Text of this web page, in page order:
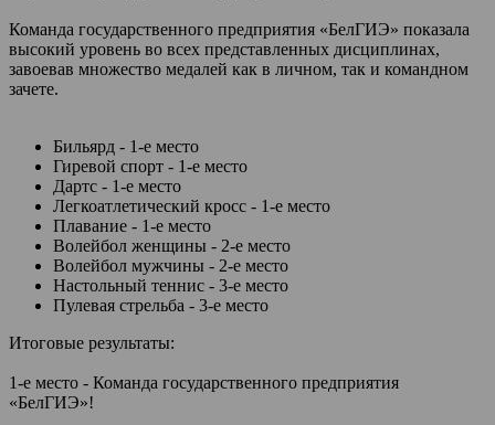
Команда государственного предприятия «БелГИЭ» показала
высокий уровень во всех представленных дисциплинах,
завоевав множество медалей как в личном, так и командном
зачете.
Бильярд - 1-е место
Гиревой спорт - 1-е место
Дартс - 1-е место
Легкоатлетический кросс - 1-е место
Плавание - 1-е место
Волейбол женщины - 2-е место
Волейбол мужчины - 2-е место
Настольный теннис - 3-е место
Пулевая стрельба - 3-е место
Итоговые результаты:
1-е место - Команда государственного предприятия
«БелГИЭ»!